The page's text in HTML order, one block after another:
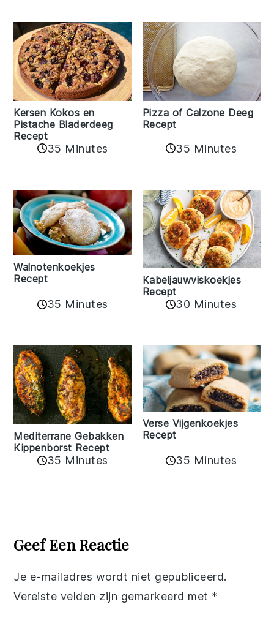
Kersen Kokos en
Pistache Bladerdeeg
Recept
35 Minutes
Pizza of Calzone Deeg
Recept
35 Minutes
Walnotenkoekjes
Recept
35 Minutes
Kabeljauwviskoekjes
Recept
30 Minutes
Mediterrane Gebakken
Kippenborst Recept
35 Minutes
Verse Vijgenkoekjes
Recept
35 Minutes
Interactions
Geef Een Reactie
Je e-mailadres wordt niet gepubliceerd.
Vereiste velden zijn gemarkeerd met *